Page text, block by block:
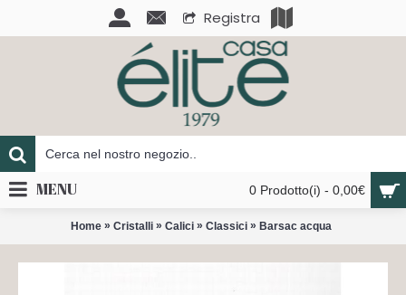
Registra
0 Prodotto(i) - 0,00€
MENU
Home » Cristalli » Calici » Classici » Barsac acqua